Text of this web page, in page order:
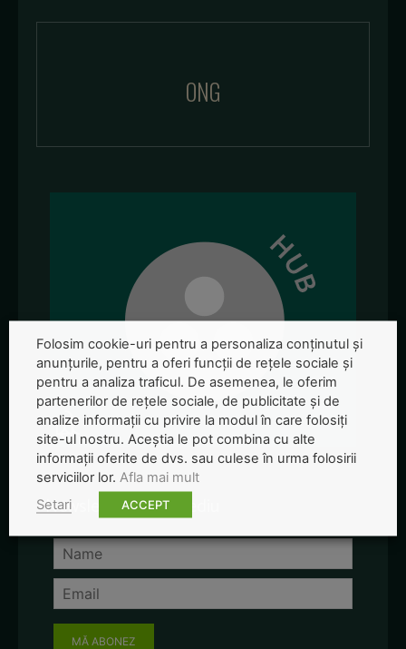
ONG
Newsletter-ul de mediu
MĂ ABONEZ
Folosim cookie-uri pentru a personaliza conținutul și
anunțurile, pentru a oferi funcții de rețele sociale și
pentru a analiza traficul. De asemenea, le oferim
partenerilor de rețele sociale, de publicitate și de
analize informații cu privire la modul în care folosiți
site-ul nostru. Aceștia le pot combina cu alte
informații oferite de dvs. sau culese în urma folosirii
serviciilor lor. Afla mai mult
Setari
ACCEPT